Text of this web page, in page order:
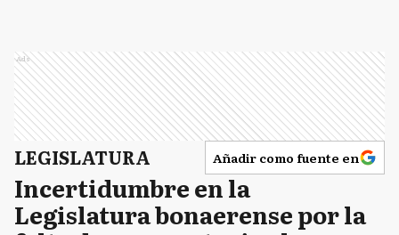
Ads
LEGISLATURA Añadir como fuente en
Incertidumbre en la
Legislatura bonaerense por la